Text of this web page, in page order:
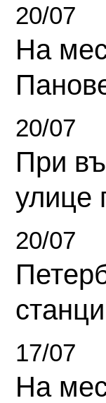
20/07
На
20/07
При
улице
20/07
17/07
На